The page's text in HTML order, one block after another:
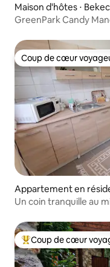
Maison d'hôtes ⋅
GreenPark Candy
Coup de cœur
Coup de cœur
Appartement en
Un coin tranquille au
Coups de cœur
Coup de cœur